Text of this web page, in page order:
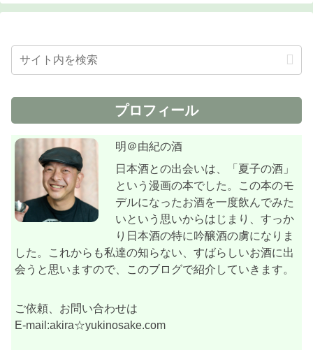
プロフィール
明＠由紀の酒
日本酒との出会いは、「夏子の酒」
という漫画の本でした。この本のモ
デルになったお酒を一度飲んでみた
いという思いからはじまり、すっか
り日本酒の特に吟醸酒の虜になりま
した。これからも私達の知らない、すばらしいお酒に出
会うと思いますので、このブログで紹介していきます。
ご依頼、お問い合わせは
E-mail:akira☆yukinosake.com